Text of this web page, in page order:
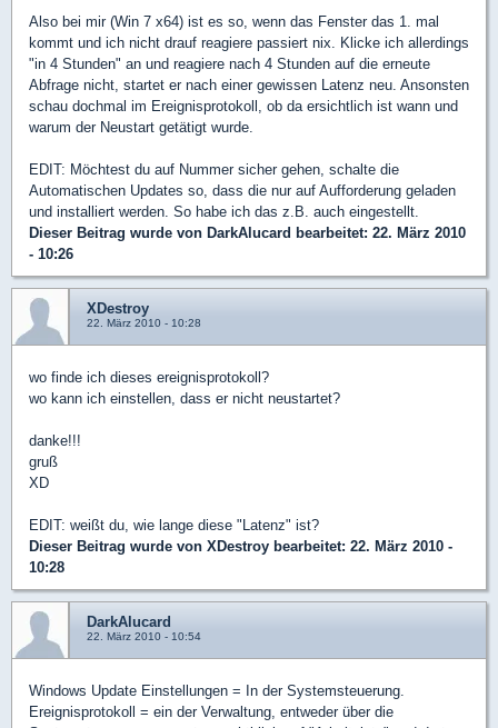
Also bei mir (Win 7 x64) ist es so, wenn das Fenster das 1. mal
kommt und ich nicht drauf reagiere passiert nix. Klicke ich allerdings
"in 4 Stunden" an und reagiere nach 4 Stunden auf die erneute
Abfrage nicht, startet er nach einer gewissen Latenz neu. Ansonsten
schau dochmal im Ereignisprotokoll, ob da ersichtlich ist wann und
warum der Neustart getätigt wurde.
EDIT: Möchtest du auf Nummer sicher gehen, schalte die
Automatischen Updates so, dass die nur auf Aufforderung geladen
und installiert werden. So habe ich das z.B. auch eingestellt.
Dieser Beitrag wurde von DarkAlucard bearbeitet: 22. März 2010
- 10:26
XDestroy
22. März 2010 - 10:28
wo finde ich dieses ereignisprotokoll?
wo kann ich einstellen, dass er nicht neustartet?
danke!!!
gruß
XD
EDIT: weißt du, wie lange diese "Latenz" ist?
Dieser Beitrag wurde von XDestroy bearbeitet: 22. März 2010 -
10:28
DarkAlucard
22. März 2010 - 10:54
Windows Update Einstellungen = In der Systemsteuerung.
Ereignisprotokoll = ein der Verwaltung, entweder über die